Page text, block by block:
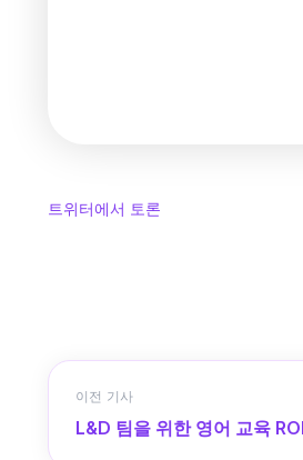
트위터에서 토론
이전 기사
L&D 팀을 위한 영어 교육